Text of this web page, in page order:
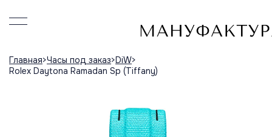
Главная Часы под заказ DiW
Rolex Daytona Ramadan Sp (Tiffany)